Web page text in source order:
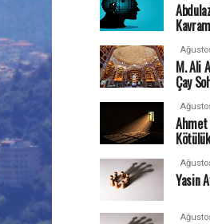
M. Ali
Çay
Ahmet
Yasin